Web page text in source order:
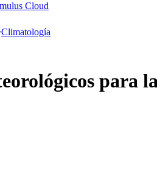
Cloud
Climatología
para